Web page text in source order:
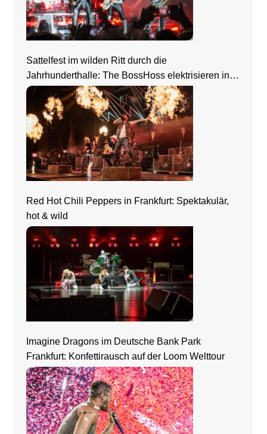
Sattelfest im wilden Ritt durch die
Jahrhunderthalle: The BossHoss elektrisieren in
Frankfurt
Red Hot Chili Peppers in Frankfurt: Spektakulär,
hot & wild
Imagine Dragons im Deutsche Bank Park
Frankfurt: Konfettirausch auf der Loom Welttour